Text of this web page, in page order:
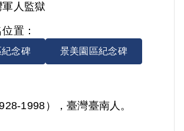
軍人監獄
置：
念碑 景美園區紀念碑
1998），臺灣臺南人。